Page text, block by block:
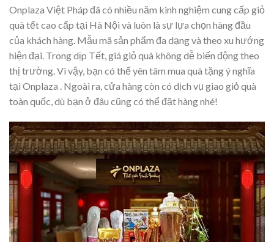
Onplaza Việt Pháp đã có nhiều năm kinh nghiệm cung cấp giỏ
quà tết cao cấp tại Hà Nội và luôn là sự lựa chọn hàng đầu
của khách hàng. Mẫu mã sản phẩm đa dạng và theo xu hướng
hiện đại. Trong dịp Tết, giá giỏ quà không dễ biến động theo
thị trường. Vì vậy, bạn có thể yên tâm mua quà tặng ý nghĩa
tại Onplaza . Ngoài ra, cửa hàng còn có dịch vụ giao giỏ quà
toàn quốc, dù bạn ở đâu cũng có thể đặt hàng nhé!